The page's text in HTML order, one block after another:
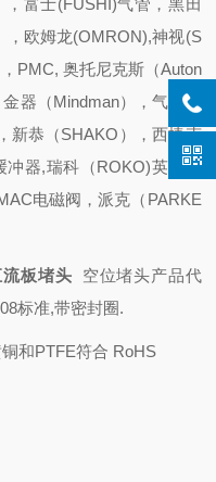
富士(FUSHI)气管，黑田
，欧姆龙(OMRON),神视(S
PMC, 奥托尼克斯（Auton
器（Mindman），气力可
新恭（SHAKO），西捷克
冲器,瑞科（ROKO)英国：
电磁阀，派克（PARKE
流板堵头 空位堵头产品代
标准,带密封圈.
和PTFE符合 RoHS